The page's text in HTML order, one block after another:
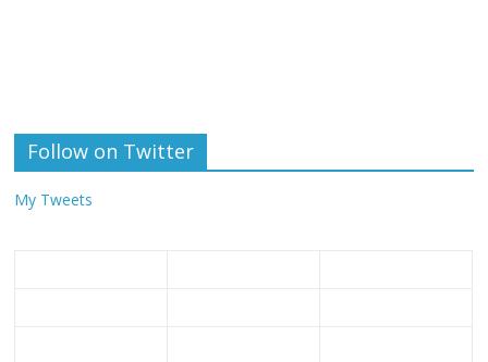
Follow on Twitter
My Tweets